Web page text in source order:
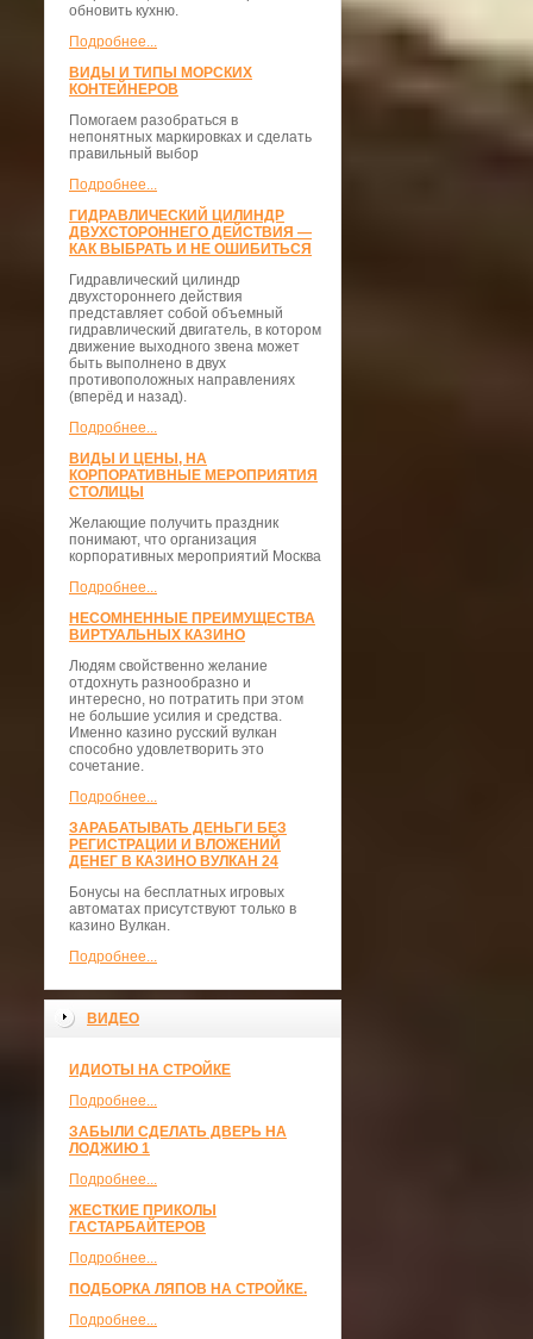
обновить кухню.
Подробнее...
ВИДЫ И ТИПЫ МОРСКИХ
КОНТЕЙНЕРОВ
Помогаем разобраться в
непонятных маркировках и сделать
правильный выбор
Подробнее...
ГИДРАВЛИЧЕСКИЙ ЦИЛИНДР
ДВУХСТОРОННЕГО ДЕЙСТВИЯ —
КАК ВЫБРАТЬ И НЕ ОШИБИТЬСЯ
Гидравлический цилиндр
двухстороннего действия
представляет собой объемный
гидравлический двигатель, в котором
движение выходного звена может
быть выполнено в двух
противоположных направлениях
(вперёд и назад).
Подробнее...
ВИДЫ И ЦЕНЫ, НА
КОРПОРАТИВНЫЕ МЕРОПРИЯТИЯ
СТОЛИЦЫ
Желающие получить праздник
понимают, что организация
корпоративных мероприятий Москва
Подробнее...
НЕСОМНЕННЫЕ ПРЕИМУЩЕСТВА
ВИРТУАЛЬНЫХ КАЗИНО
Людям свойственно желание
отдохнуть разнообразно и
интересно, но потратить при этом
не большие усилия и средства.
Именно казино русский вулкан
способно удовлетворить это
сочетание.
Подробнее...
ЗАРАБАТЫВАТЬ ДЕНЬГИ БЕЗ
РЕГИСТРАЦИИ И ВЛОЖЕНИЙ
ДЕНЕГ В КАЗИНО ВУЛКАН 24
Бонусы на бесплатных игровых
автоматах присутствуют только в
казино Вулкан.
Подробнее...
ВИДЕО
ИДИОТЫ НА СТРОЙКЕ
Подробнее...
ЗАБЫЛИ СДЕЛАТЬ ДВЕРЬ НА
ЛОДЖИЮ 1
Подробнее...
ЖЕСТКИЕ ПРИКОЛЫ
ГАСТАРБАЙТЕРОВ
Подробнее...
ПОДБОРКА ЛЯПОВ НА СТРОЙКЕ.
Подробнее...